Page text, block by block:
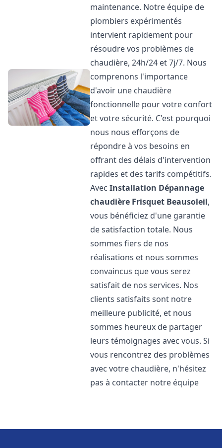
maintenance. Notre équipe de
plombiers expérimentés
intervient rapidement pour
résoudre vos problèmes de
chaudière, 24h/24 et 7j/7. Nous
comprenons l'importance
d'avoir une chaudière
fonctionnelle pour votre confort
et votre sécurité. C'est pourquoi
nous nous efforçons de
répondre à vos besoins en
offrant des délais d'intervention
rapides et des tarifs compétitifs.
AvecInstallation Dépannage
chaudière Frisquet Beausoleil,
vous bénéficiez d'une garantie
de satisfaction totale. Nous
sommes fiers de nos
réalisations et nous sommes
convaincus que vous serez
satisfait de nos services. Nos
clients satisfaits sont notre
meilleure publicité, et nous
sommes heureux de partager
leurs témoignages avec vous. Si
vous rencontrez des problèmes
avec votre chaudière, n'hésitez
pas à contacter notre équipe